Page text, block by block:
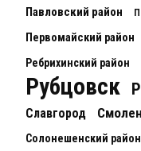
Павловский район
Первомайский район
Ребрихинский район
Рубцовск
Славгород
Солонешенский район